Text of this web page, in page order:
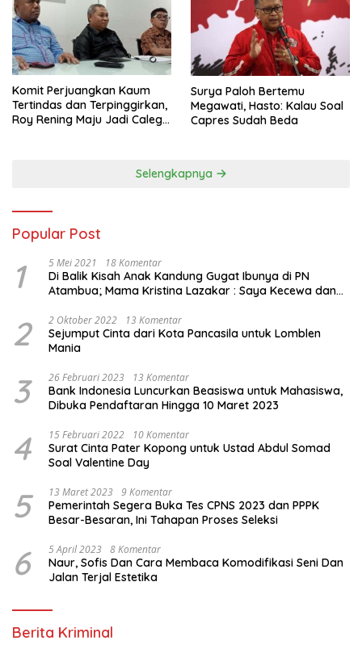
Komit Perjuangkan Kaum
Tertindas dan Terpinggirkan,
Roy Rening Maju Jadi Caleg
Surya Paloh Bertemu
Megawati, Hasto: Kalau Soal
Capres Sudah Beda
Selengkapnya
Popular Post
1 5 Mei 2021 18 Komentar
Di Balik Kisah Anak Kandung Gugat Ibunya di PN
Atambua; Mama Kristina Lazakar : Saya Kecewa dan
2 2 Oktober 2022 13 Komentar
Sejumput Cinta dari Kota Pancasila untuk Lomblen
Mania
3 26 Februari 2023 13 Komentar
Bank Indonesia Luncurkan Beasiswa untuk Mahasiswa,
Dibuka Pendaftaran Hingga 10 Maret 2023
4 15 Februari 2022 10 Komentar
Surat Cinta Pater Kopong untuk Ustad Abdul Somad
Soal Valentine Day
5 13 Maret 2023 9 Komentar
Pemerintah Segera Buka Tes CPNS 2023 dan PPPK
Besar-Besaran, Ini Tahapan Proses Seleksi
6 5 April 2023 8 Komentar
Naur, Sofis Dan Cara Membaca Komodifikasi Seni Dan
Jalan Terjal Estetika
Berita Kriminal